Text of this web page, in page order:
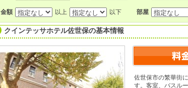
金額 以上 以下 部屋
クインテッサホテル佐世保の基本情報
佐世保市の繁華街
す。客室、バスル